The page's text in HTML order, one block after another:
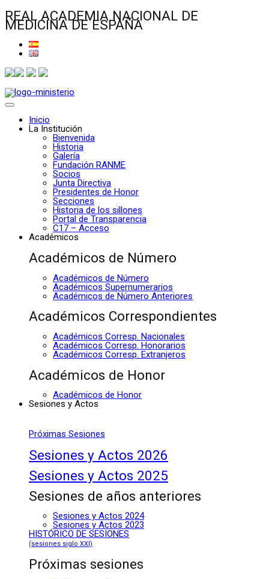
REAL ACADEMIA NACIONAL DE
MEDICINA DE ESPAÑA
Inicio
La Institución
Bienvenida
Historia
Galería
Fundación RANME
Socios
Junta Directiva
Presidentes de Honor
Secciones
Historia de los sillones
Portal de Transparencia
C17 – Acceso
Académicos
Académicos de Número
Académicos de Número
Académicos Supernumerarios
Académicos de Número Anteriores
Académicos Correspondientes
Académicos Corresp. Nacionales
Académicos Corresp. Honorarios
Académicos Corresp. Extranjeros
Académicos de Honor
Académicos de Honor
Sesiones y Actos
Próximas Sesiones
Sesiones y Actos 2026
Sesiones y Actos 2025
Sesiones de años anteriores
Sesiones y Actos 2024
Sesiones y Actos 2023
HISTÓRICO DE SESIONES
(sesiones siglo XXI)
Próximas sesiones